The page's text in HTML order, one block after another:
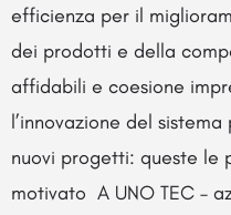
efficienza per il
dei prodotti e della
affidabili e coesione
l’innovazione del
nuovi progetti: queste le
motivato A UNO TEC –